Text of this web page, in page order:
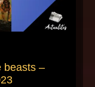
beasts –